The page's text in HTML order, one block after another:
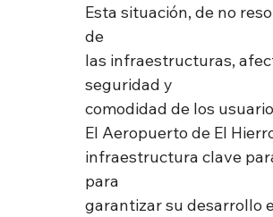
Esta situación, de no
de
las infraestructuras,
seguridad y
comodidad de los
El Aeropuerto de El
infraestructura clave
para
garantizar su desarrollo